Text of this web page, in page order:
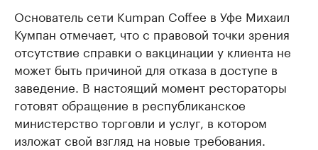
Основатель сети Kumpan Coffee в Уфе Михаил
Кумпан отмечает, что с правовой точки зрения
отсутствие справки о вакцинации у клиента не
может быть причиной для отказа в доступе в
заведение. В настоящий момент рестораторы
готовят обращение в республиканское
министерство торговли и услуг, в котором
изложат свой взгляд на новые требования.